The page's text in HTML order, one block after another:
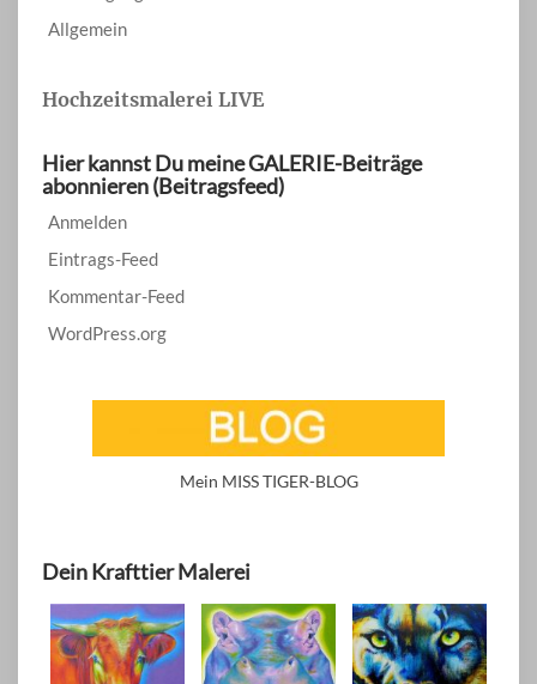
Allgemein
Hochzeitsmalerei LIVE
Hier kannst Du meine GALERIE-Beiträge
abonnieren (Beitragsfeed)
Anmelden
Eintrags-Feed
Kommentar-Feed
WordPress.org
Mein MISS TIGER-BLOG
Dein Krafttier Malerei